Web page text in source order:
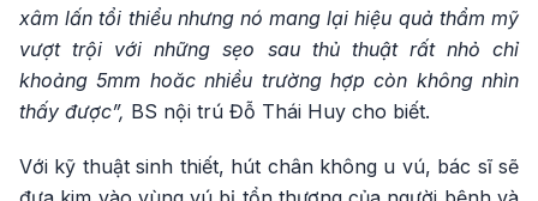
xâm lấn tổi thiểu nhưng nó mang lại hiệu quả thẩm mỹ
vượt trội với những sẹo sau thủ thuật rất nhỏ chỉ
khoảng 5mm hoăc nhiều trường hợp còn không nhìn
thấy được”, BS nội trú Đỗ Thái Huy cho biết.
Với kỹ thuật sinh thiết, hút chân không u vú, bác sĩ sẽ